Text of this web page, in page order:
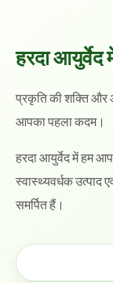
हरदा आयुर्वेद
प्रकृति की शक्ति और
आपका पहला कदम।
हरदा आयुर्वेद में हम
स्वास्थ्यवर्धक उत्पाद
समर्पित हैं।